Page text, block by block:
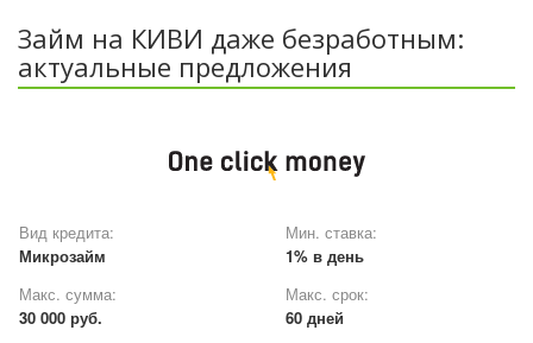
Займ на КИВИ даже безработным:
актуальные предложения
Вид кредита:
Микрозайм
Мин. ставка:
1% в день
Макс. сумма:
30 000 руб.
Макс. срок:
60 дней